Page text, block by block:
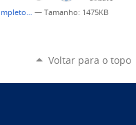
— Tamanho: 1475KB
Voltar para o topo